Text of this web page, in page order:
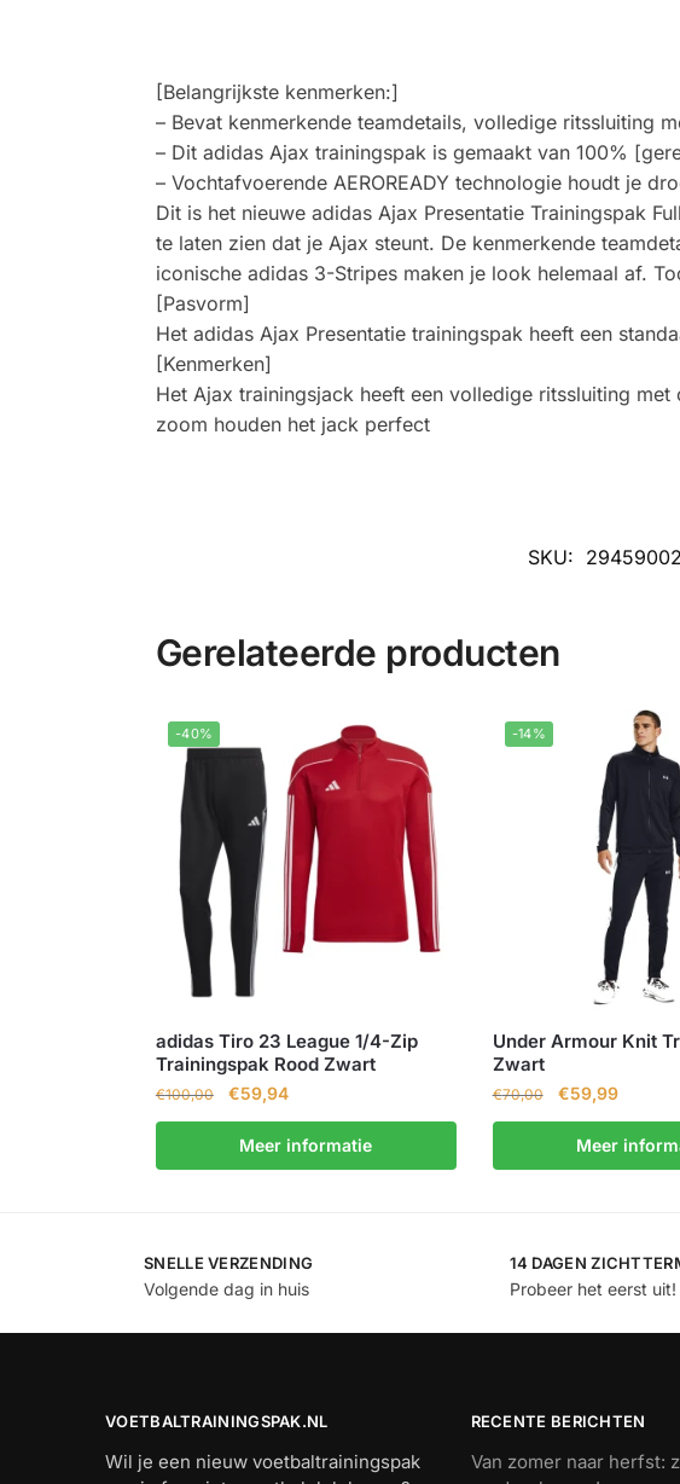
[Belangrijkste kenmerken:]
– Bevat kenmerkende teamdetails, volledige ritssluiting
– Dit adidas Ajax trainingspak is gemaakt van 100%
– Vochtafvoerende AEROREADY technologie houdt je
Dit is het nieuwe adidas Ajax Presentatie Trainingspak
te laten zien dat je Ajax steunt. De kenmerkende
iconische adidas 3-Stripes maken je look helemaal af.
[Pasvorm]
Het adidas Ajax Presentatie trainingspak heeft een
[Kenmerken]
Het Ajax trainingsjack heeft een volledige ritssluiting
zoom houden het jack perfect
SKU:
Gerelateerde producten
-40%
adidas Tiro 23 League 1/4-Zip
Trainingspak Rood Zwart
€100,00 €59,94
Meer informatie
-14%
Under Armour Knit
Zwart
€70,00 €59,99
Meer
SNELLE VERZENDING
Volgende dag in huis
14 DAGEN
Probeer het eerst uit!
VOETBALTRAININGSPAK.NL
Wil je een nieuw voetbaltrainingspak
RECENTE BERICHTEN
Van zomer naar herfst: